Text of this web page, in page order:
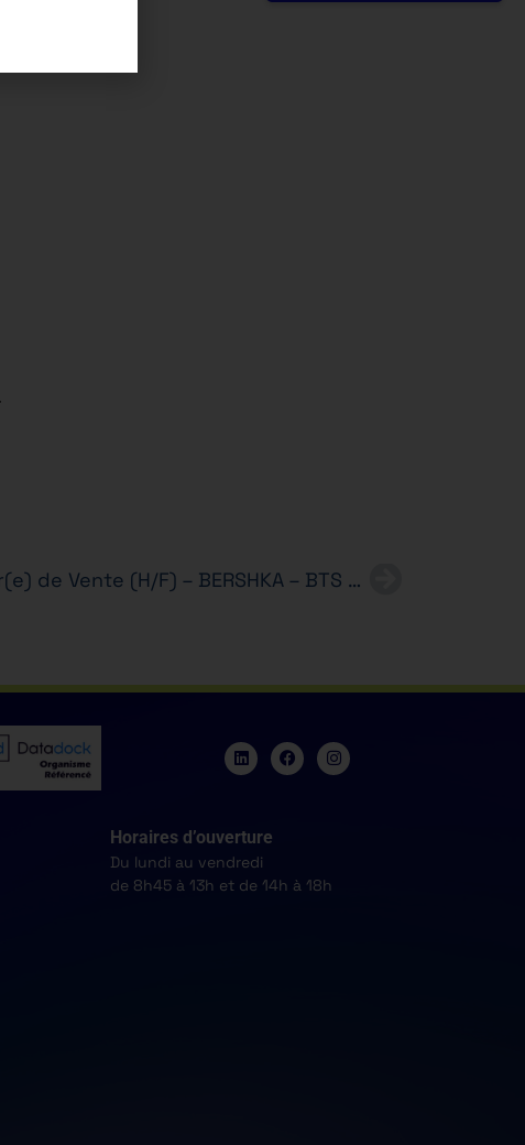
Alternance – Conseiller(e) de Vente (H/F) – BERSHKA – BTS MCO
Horaires d’ouverture
Du lundi au vendredi
de 8h45 à 13h et de 14h à 18h